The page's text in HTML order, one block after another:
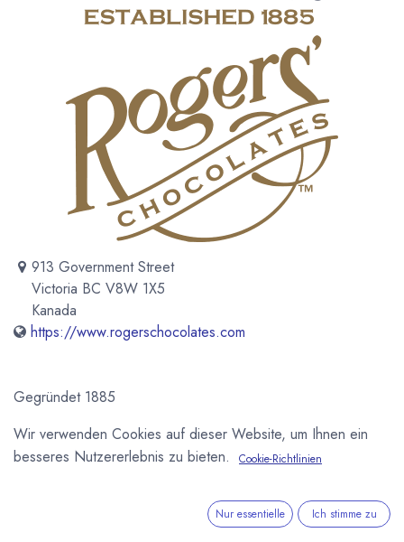
913 Government Street
Victoria BC V8W 1X5
Kanada
https://www.rogerschocolates.com
Gegründet 1885
Newsletter
Kostenlose News - 1 Mal pro Monat:
Abonnieren
Wir verwenden Cookies auf dieser Website, um Ihnen ein
besseres Nutzererlebnis zu bieten.
Cookie-Richtlinien
Nur essentielle Ich stimme zu